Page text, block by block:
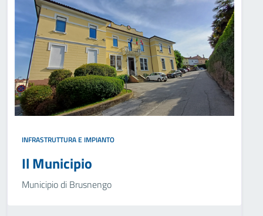
INFRASTRUTTURA E IMPIANTO
Il Municipio
Municipio di Brusnengo